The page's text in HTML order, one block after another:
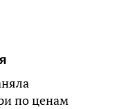
по ценам